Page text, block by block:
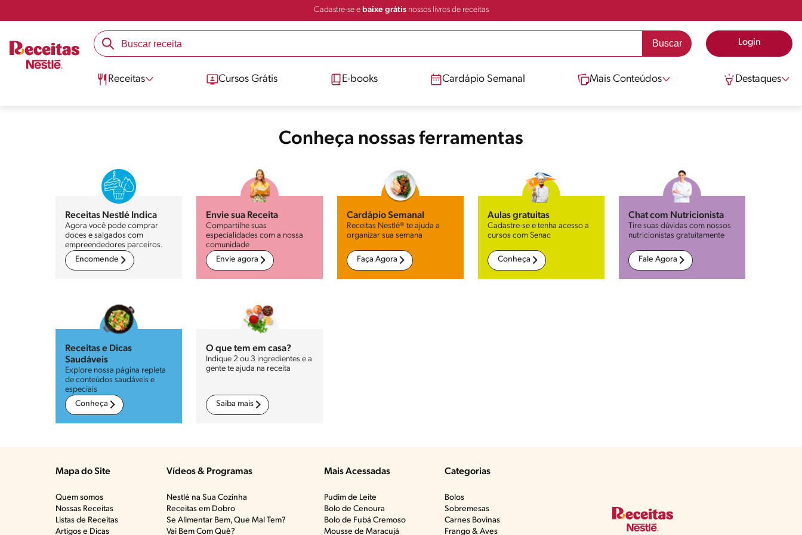
Cadastre-se e baixe grátisnossos livros de receitas
Login
Receitas Cursos Grátis E-books Cardápio Semanal Mais Conteúdos Destaques
Conheça nossas ferramentas
Receitas Nestlé Indica
Agora você pode comprar
doces e salgados com
empreendedores parceiros.
Encomende
Envie sua Receita
Compartilhe suas
especialidades com a nossa
comunidade
Envie agora
Cardápio Semanal
Receitas Nestlé® te ajuda a
organizar sua semana
Faça Agora
Aulas gratuitas
Cadastre-se e tenha acesso a
cursos com Senac
Conheça
Chat com Nutricionista
Tire suas dúvidas com nossos
nutricionistas gratuitamente
Fale Agora
Receitas e Dicas
Saudáveis
Explore nossa página repleta
de conteúdos saudáveis e
especiais
Conheça
O que tem em casa?
Indique 2 ou 3 ingredientes e a
gente te ajuda na receita
Saiba mais
Mapa do Site
Quem somos
Nossas Receitas
Listas de Receitas​
Artigos e Dicas​
Vídeos & Programas​
Nestlé na Sua Cozinha
Receitas em Dobro
Se Alimentar Bem, Que Mal Tem?​
Vai Bem Com Quê?​
Mais Acessadas
Pudim de Leite
Bolo de Cenoura
Bolo de Fubá Cremoso
Mousse de Maracujá
Categorias
Bolos
Sobremesas
Carnes Bovinas​
Frango & Aves​